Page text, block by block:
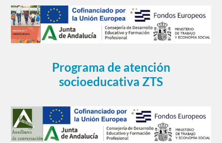
Programa de atención
socioeducativa ZTS